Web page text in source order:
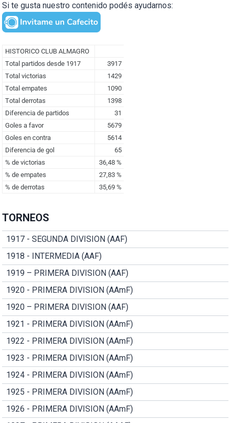
Si te gusta nuestro contenido podés ayudarnos:
TORNEOS
1917 - SEGUNDA DIVISION (AAF)
1918 - INTERMEDIA (AAF)
1919 – PRIMERA DIVISION (AAF)
1920 - PRIMERA DIVISION (AAmF)
1920 – PRIMERA DIVISION (AAF)
1921 - PRIMERA DIVISION (AAmF)
1922 - PRIMERA DIVISION (AAmF)
1923 - PRIMERA DIVISION (AAmF)
1924 - PRIMERA DIVISION (AAmF)
1925 - PRIMERA DIVISION (AAmF)
1926 - PRIMERA DIVISION (AAmF)